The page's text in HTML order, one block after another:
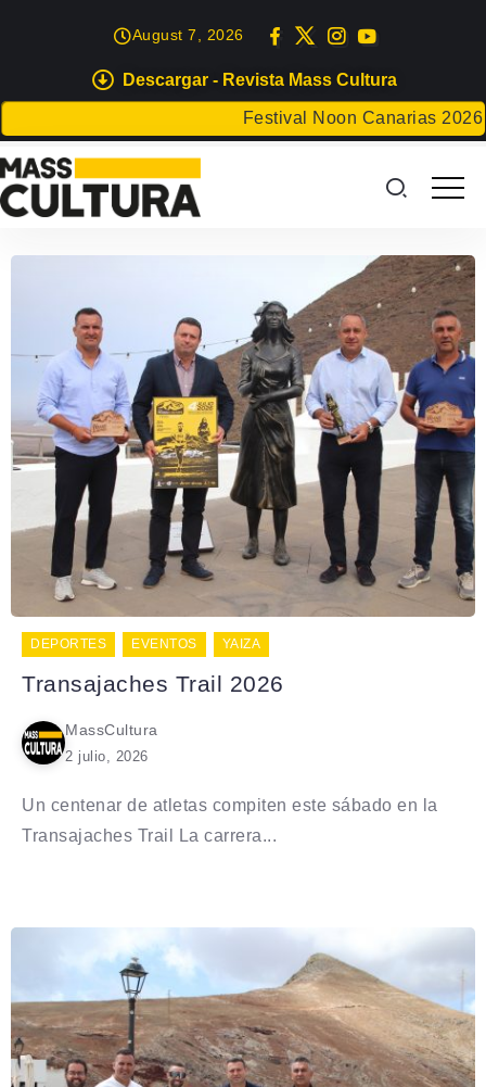
Descargar - Revista Mass Cultura
Festival Noon Canarias 2026El
August 7, 2026
DEPORTES EVENTOS YAIZA
Transajaches Trail 2026
MassCultura
2 julio, 2026
Un centenar de atletas compiten este sábado en la
Transajaches Trail La carrera...